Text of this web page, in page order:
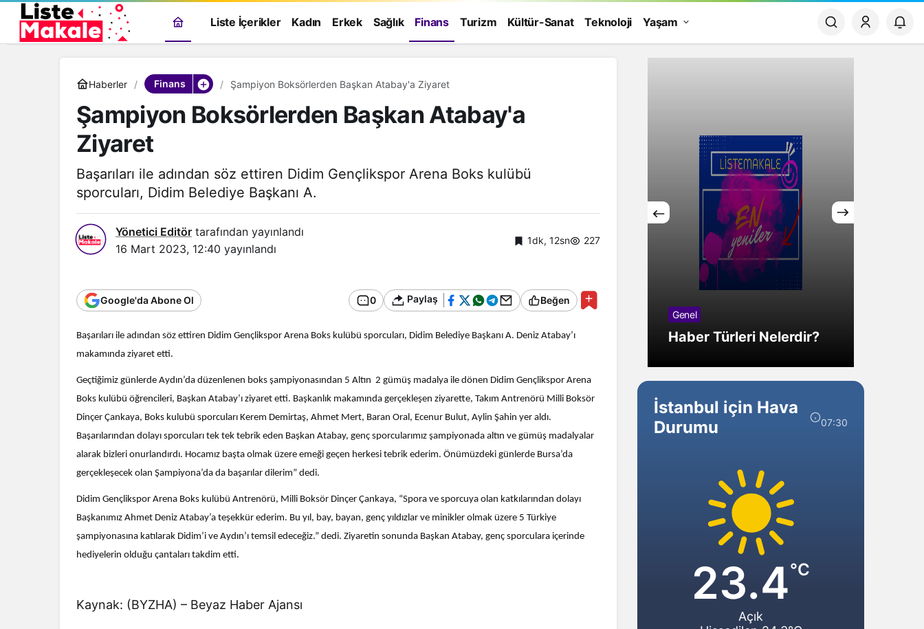
Liste İçerikler Kadın Erkek Sağlık Finans Turizm Kültür-Sanat Teknoloji Yaşam
Haberler Finans Şampiyon Boksörlerden Başkan Atabay'a Ziyaret
Şampiyon Boksörlerden Başkan Atabay'a
Ziyaret
Başarıları ile adından söz ettiren Didim Gençlikspor Arena Boks kulübü
sporcuları, Didim Belediye Başkanı A.
Yönetici Editör tarafından yayınlandı
16 Mart 2023, 12:40 yayınlandı
1dk, 12sn 227
Google'da Abone Ol 0 Paylaş Beğen
Başarıları ile adından söz ettiren Didim Gençlikspor Arena Boks kulübü sporcuları, Didim Belediye Başkanı A. Deniz Atabay’ı
makamında ziyaret etti.
Geçtiğimiz günlerde Aydın’da düzenlenen boks şampiyonasından 5 Altın 2 gümüş madalya ile dönen Didim Gençlikspor Arena
Boks kulübü öğrencileri, Başkan Atabay’ı ziyaret etti. Başkanlık makamında gerçekleşen ziyarette, Takım Antrenörü Milli Boksör
Dinçer Çankaya, Boks kulubü sporcuları Kerem Demirtaş, Ahmet Mert, Baran Oral, Ecenur Bulut, Aylin Şahin yer aldı.
Başarılarından dolayı sporcuları tek tek tebrik eden Başkan Atabay, genç sporcularımız şampiyonada altın ve gümüş madalyalar
alarak bizleri onurlandırdı. Hocamız başta olmak üzere emeği geçen herkesi tebrik ederim. Önümüzdeki günlerde Bursa’da
gerçekleşecek olan Şampiyona’da da başarılar dilerim” dedi.
Didim Gençlikspor Arena Boks kulübü Antrenörü, Milli Boksör Dinçer Çankaya, “Spora ve sporcuya olan katkılarından dolayı
Başkanımız Ahmet Deniz Atabay’a teşekkür ederim. Bu yıl, bay, bayan, genç yıldızlar ve minikler olmak üzere 5 Türkiye
şampiyonasına katılarak Didim’i ve Aydın’ı temsil edeceğiz.” dedi. Ziyaretin sonunda Başkan Atabay, genç sporculara içerinde
hediyelerin olduğu çantaları takdim etti.
Kaynak: (BYZHA) – Beyaz Haber Ajansı
Genel
Zaman Bağlanır?
Genel
Haber Türleri Nelerdir?
İstanbul için Hava
Durumu
07:30
23.4°C
Açık